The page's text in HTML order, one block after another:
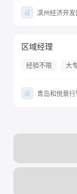
滨州经济开
区域经理
经验不限 大
青岛和悦景